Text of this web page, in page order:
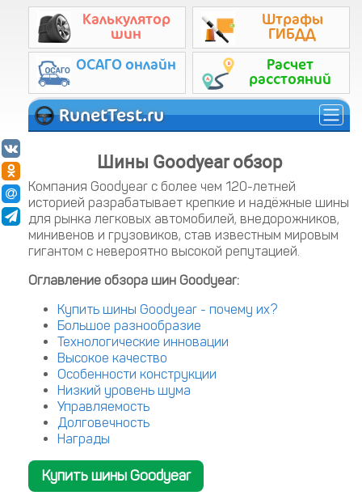
Калькулятор
шин
Штрафы
ГИБДД
ОСАГО онлайн
Расчет
расстояний
RunetTest.ru
Шины Goodyear обзор
Компания Goodyear с более чем 120-летней
историей разрабатывает крепкие и надёжные шины
для рынка легковых автомобилей, внедорожников,
минивенов и грузовиков, став известным мировым
гигантом с невероятно высокой репутацией.
Оглавление обзора шин Goodyear:
Купить шины Goodyear - почему их?
Большое разнообразие
Технологические инновации
Высокое качество
Особенности конструкции
Низкий уровень шума
Управляемость
Долговечность
Награды
Купить шины Goodyear